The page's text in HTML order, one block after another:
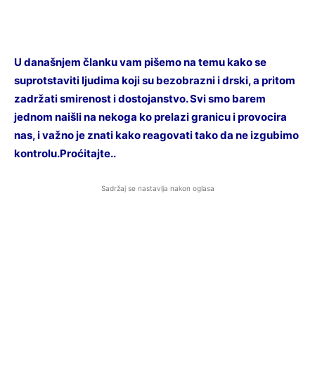
U današnjem članku vam pišemo na temu kako se
suprotstaviti ljudima koji su bezobrazni i drski, a pritom
zadržati smirenost i dostojanstvo. Svi smo barem
jednom naišli na nekoga ko prelazi granicu i provocira
nas, i važno je znati kako reagovati tako da ne izgubimo
kontrolu.Proćitajte..
Sadržaj se nastavlja nakon oglasa